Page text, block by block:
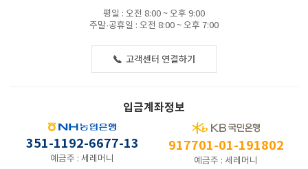
평일 : 오전 8:00 ~ 오후 9:00
주말·공휴일 : 오전 8:00 ~ 오후 7:00
입금계좌정보
351-1192-6677-13
예금주 : 세레머니
917701-01-191802
예금주 : 세레머니